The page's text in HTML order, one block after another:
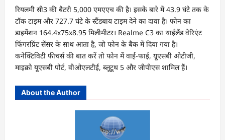
रियलमी सी3 की बैटरी 5,000 एमएएच की है। इसके बारे में 43.9 घंटे तक के
टॉक टाइम और 727.7 घंटे के स्टैंडबाय टाइम देने का दावा है। फोन का
डाइमेंशन 164.4x75x8.95 मिलीमीटर। Realme C3 का थाईलैंड वेरिएंट
फिंगरप्रिंट सेंसर के साथ आता है, जो फोन के बैक में दिया गया है।
कनेक्टिविटी फीचर्स की बात करें तो फोन में वाई-फाई, यूएसबी ओटीजी,
माइक्रो यूएसबी पोर्ट, वीओएलटीई, ब्लूटूथ 5 और जीपीएस शामिल हैं।
About the Author